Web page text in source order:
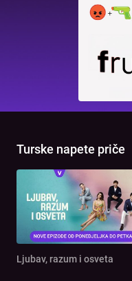
Turske napete priče
Ljubav, razum i osveta